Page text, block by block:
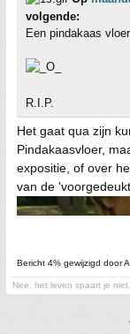
volgende:
Een pindakaas
R.I.P.
Het gaat qua zijn
Pindakaasvloer,
expositie, of over
van de
Bericht 4% gewijzigd door
Nee, het leven spaart je